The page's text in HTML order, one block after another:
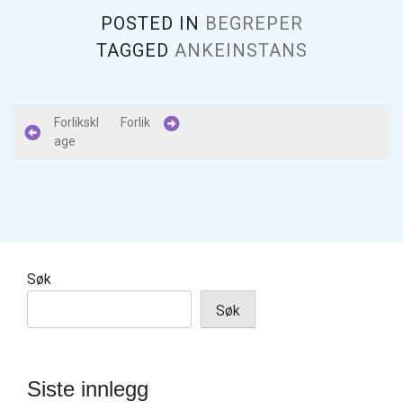
POSTED IN BEGREPER
TAGGED ANKEINSTANS
I
g
v
Forlikskl
age
Forlik
Søk
Søk
Siste innlegg